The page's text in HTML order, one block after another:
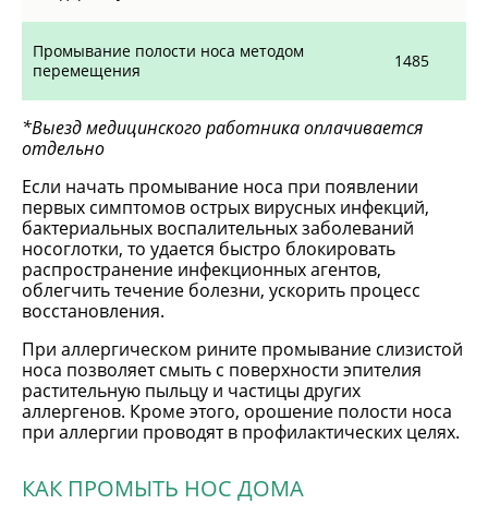
Промывание полости носа методом
перемещения
1485
*Выезд медицинского работника оплачивается
отдельно
Если начать промывание носа при появлении
первых симптомов острых вирусных инфекций,
бактериальных воспалительных заболеваний
носоглотки, то удается быстро блокировать
распространение инфекционных агентов,
облегчить течение болезни, ускорить процесс
восстановления.
При аллергическом рините промывание слизистой
носа позволяет смыть с поверхности эпителия
растительную пыльцу и частицы других
аллергенов. Кроме этого, орошение полости носа
при аллергии проводят в профилактических целях.
КАК ПРОМЫТЬ НОС ДОМА